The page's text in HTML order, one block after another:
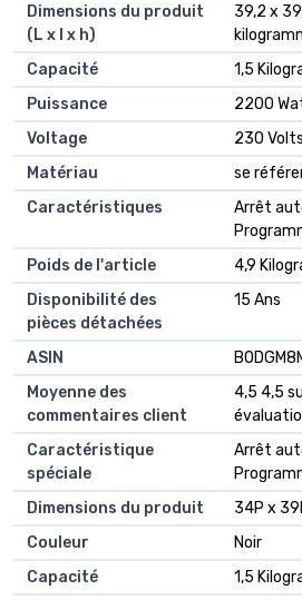
Dimensions du produit
(L x l x h)
‎39,2 x
Capacité
‎1,5
Puissance
‎2200
Voltage
‎230 Volts
Matériau
‎se
Caractéristiques
‎Arrêt
Poids de l'article
‎4,9
Disponibilité des
pièces détachées
‎15 Ans
ASIN
Moyenne des
commentaires client
4,5 4,5
Caractéristique
spéciale
Arrêt
Dimensions du produit
34P x
Couleur
Noir
Capacité
1,5